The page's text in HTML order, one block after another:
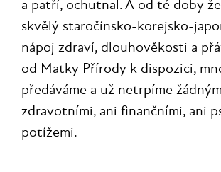
a patří, ochutnal. A od té doby
skvělý staročínsko-korejsko-
nápoj zdraví, dlouhověkosti a
od Matky Přírody k dispozici,
předáváme a už netrpíme
zdravotními, ani finančními, ani
potížemi.